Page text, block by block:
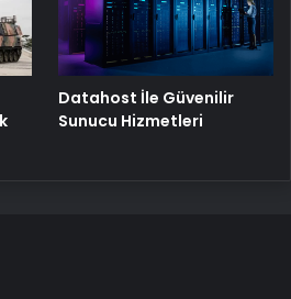
Datahost İle Güvenilir
Sunucu Hizmetleri